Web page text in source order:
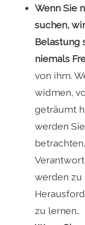
Wenn Sie
suchen,
Belastung
niemals
von ihm.
widmen,
geträumt
werden
werden zu
zu lernen..